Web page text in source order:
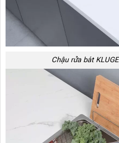
Chậu rửa bát